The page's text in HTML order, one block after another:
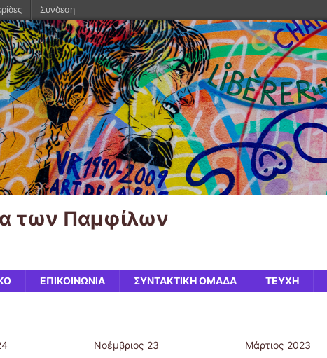
των Παμφίλων
ΕΠΙΚΟΙΝΩΝΙΑ ΣΥΝΤΑΚΤΙΚΗ ΟΜΑΔΑ ΤΕΥΧΗ
Νοέμβριος 23 Μάρτιος 2023
Σύνδεση